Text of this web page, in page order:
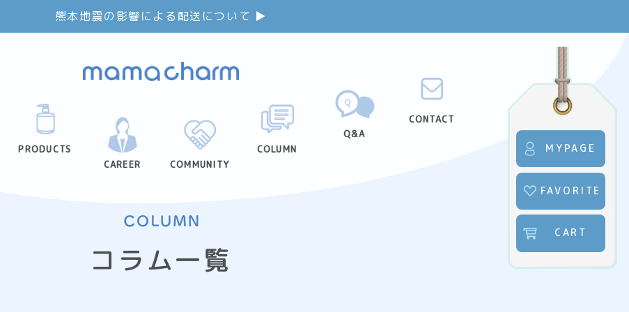
熊本地震の影響による配送について ▶︎
PRODUCTS
CAREER
COMMUNITY
COLUMN
Q&A
CONTACT
MYPAGE
FAVORITE
CART
コラム一覧